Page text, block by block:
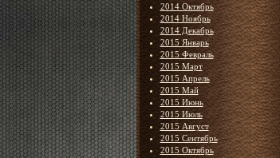
2014 Октябрь
2014 Ноябрь
2014 Декабрь
2015 Январь
2015 Февраль
2015 Март
2015 Апрель
2015 Май
2015 Июнь
2015 Июль
2015 Август
2015 Сентябрь
2015 Октябрь